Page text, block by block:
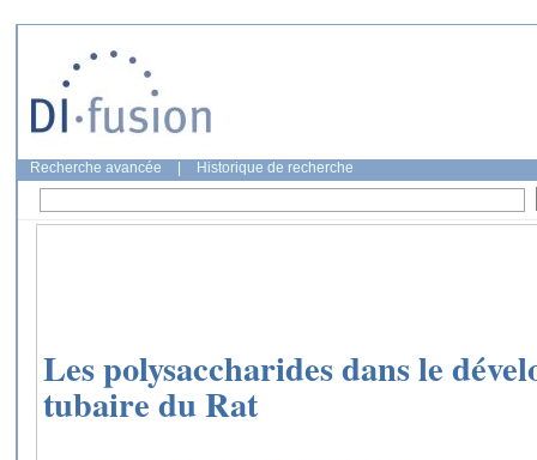
Recherche avancée Historique de recherche
Les polysaccharides dans le
tubaire du Rat